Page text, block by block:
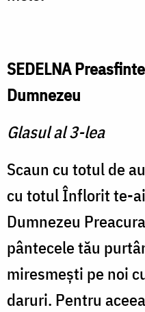
SEDELNA
Dumnezeu
Glasul al 3-lea
Scaun cu totul de
cu totul Înflorit te-
Dumnezeu
pântecele tău
miresmeşti pe noi
daruri. Pentru